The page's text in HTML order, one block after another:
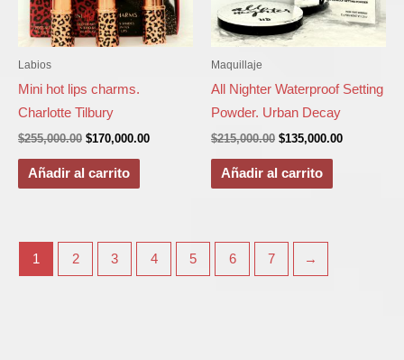
Labios
Mini hot lips charms.
Charlotte Tilbury
$255,000.00 $170,000.00
Añadir al carrito
Maquillaje
All Nighter Waterproof Setting
Powder. Urban Decay
$215,000.00 $135,000.00
Añadir al carrito
1 2 3 4 5 6 7 →